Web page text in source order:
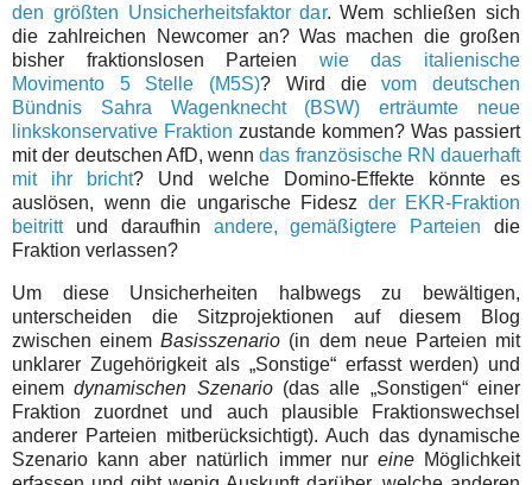
den größten Unsicherheitsfaktor dar. Wem schließen sich
die zahlreichen Newcomer an? Was machen die großen
bisher fraktionslosen Parteien wie das italienische
Movimento 5 Stelle (M5S)? Wird dievom deutschen
Bündnis Sahra Wagenknecht (BSW) erträumte neue
linkskonservative Fraktion zustande kommen? Was passiert
mit der deutschen AfD, wenndas französische RN dauerhaft
mit ihr bricht? Und welche Domino-Effekte könnte es
auslösen, wenn die ungarische Fidesz der EKR-Fraktion
beitrittund daraufhin andere, gemäßigtere Parteien die
Fraktion verlassen?
Um diese Unsicherheiten halbwegs zu bewältigen,
unterscheiden die Sitzprojektionen auf diesem Blog
zwischen einemBasisszenario (in dem neue Parteien mit
unklarer Zugehörigkeit als „Sonstige“ erfasst werden) und
einemdynamischen Szenario(das alle „Sonstigen“ einer
Fraktion zuordnet und auch plausible Fraktionswechsel
anderer Parteien mitberücksichtigt). Auch das dynamische
Szenario kann aber natürlich immer nur eineMöglichkeit